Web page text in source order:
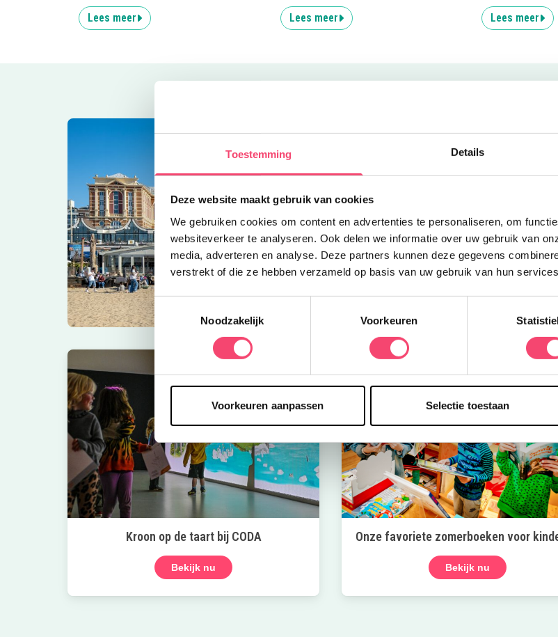
Toestemming Details
Deze website maakt gebruik van cookies
We gebruiken cookies om content en advertenties te personaliseren, om
websiteverkeer te analyseren. Ook delen we informatie over uw gebruik van
media, adverteren en analyse. Deze partners kunnen deze gegevens
verstrekt of die ze hebben verzameld op basis van uw gebruik van hun
Toestemmingsselectie
Noodzakelijk
Voorkeuren
Voorkeuren aanpassen Selectie toestaan
Lees meer Lees meer Lees meer
Kroon op de taart bij CODA
Bekijk nu
Onze favoriete zomerboeken voor
Bekijk nu